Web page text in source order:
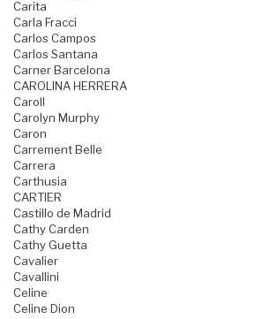
Carita
Carla Fracci
Carlos Campos
Carlos Santana
Carner Barcelona
CAROLINA HERRERA
Caroll
Carolyn Murphy
Caron
Carrement Belle
Carrera
Carthusia
CARTIER
Castillo de Madrid
Cathy Carden
Cathy Guetta
Cavalier
Cavallini
Celine
Celine Dion